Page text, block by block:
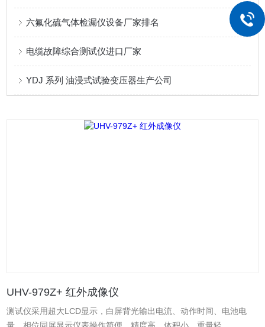
六氟化硫气体检漏仪设备厂家排名
电缆故障综合测试仪进口厂家
YDJ 系列 油浸式试验变压器生产公司
UHV-979Z+ 红外成像仪
测试仪采用超大LCD显示，白屏背光输出电流、动作时间、电池电